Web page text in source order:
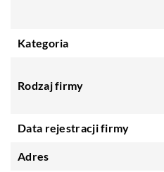
Kategoria
Rodzaj firmy
Data rejestracji firmy
Adres